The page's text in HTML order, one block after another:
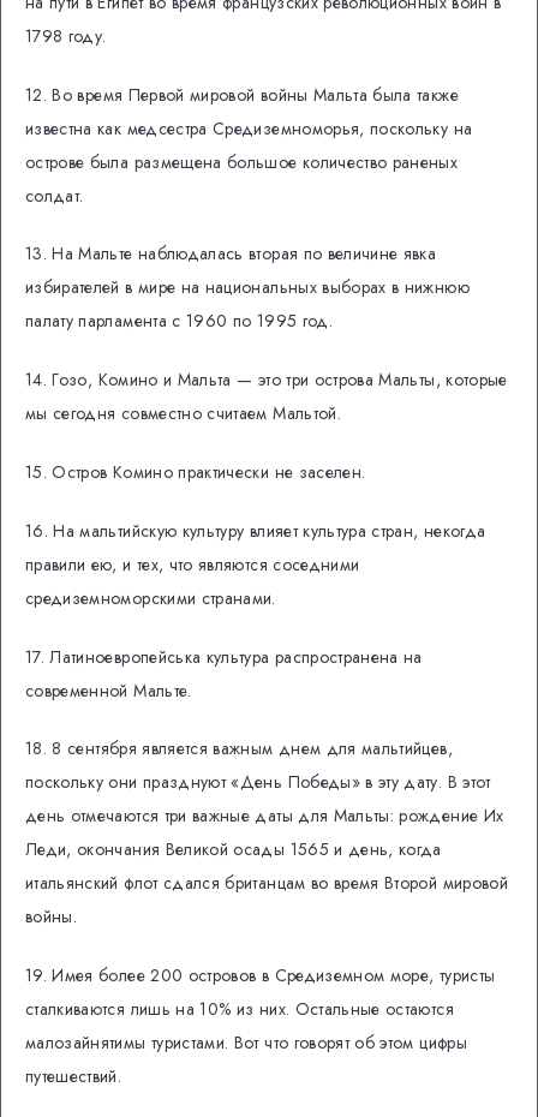
1798 году.
12. Во время Первой мировой войны Мальта была также
известна как медсестра Средиземноморья, поскольку на
острове была размещена большое количество раненых
солдат.
13. На Мальте наблюдалась вторая по величине явка
избирателей в мире на национальных выборах в нижнюю
палату парламента с 1960 по 1995 год.
14. Гозо, Комино и Мальта — это три острова Мальты, которые
мы сегодня совместно считаем Мальтой.
15. Остров Комино практически не заселен.
16. На мальтийскую культуру влияет культура стран, некогда
правили ею, и тех, что являются соседними
средиземноморскими странами.
17. Латиноевропейська культура распространена на
современной Мальте.
18. 8 сентября является важным днем ​​для мальтийцев,
поскольку они празднуют «День Победы» в эту дату. В этот
день отмечаются три важные даты для Мальты: рождение Их
Леди, окончания Великой осады 1565 и день, когда
итальянский флот сдался британцам во время Второй мировой
войны.
19. Имея более 200 островов в Средиземном море, туристы
сталкиваются лишь на 10% из них. Остальные остаются
малозайнятимы туристами. Вот что говорят об этом цифры
путешествий.